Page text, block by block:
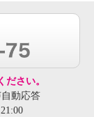
さい。
動応答